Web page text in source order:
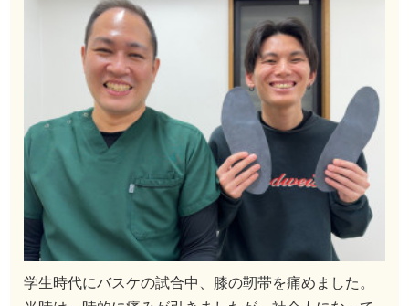
学生時代にバスケの試合中、膝の靭帯を痛めました。